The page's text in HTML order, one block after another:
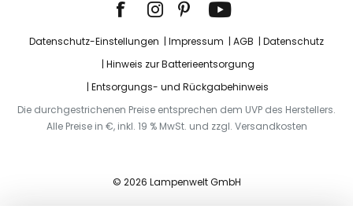
Datenschutz-Einstellungen Impressum AGB
Datenschutz
Hinweis zur Batterieentsorgung
Entsorgungs- und Rückgabehinweis
Die durchgestrichenen Preise entsprechen dem UVP des Herstellers.
Alle Preise in €, inkl. 19 % MwSt. und zzgl. Versandkosten
© 2026 Lampenwelt GmbH